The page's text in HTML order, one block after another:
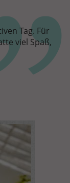
Tag. Für
viel Spaß,